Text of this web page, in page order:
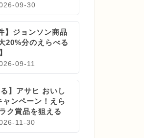
09-30
】ジョンソン商品
20%分のえらべる
09-11
】アサヒ おいし
ンペーン！えら
ク賞品を狙える
11-30